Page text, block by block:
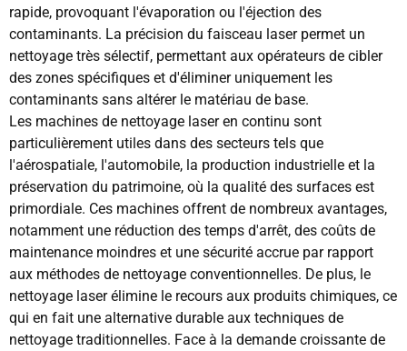
rapide, provoquant l'évaporation ou l'éjection des
contaminants. La précision du faisceau laser permet un
nettoyage très sélectif, permettant aux opérateurs de cibler
des zones spécifiques et d'éliminer uniquement les
contaminants sans altérer le matériau de base.
Les machines de nettoyage laser en continu sont
particulièrement utiles dans des secteurs tels que
l'aérospatiale, l'automobile, la production industrielle et la
préservation du patrimoine, où la qualité des surfaces est
primordiale. Ces machines offrent de nombreux avantages,
notamment une réduction des temps d'arrêt, des coûts de
maintenance moindres et une sécurité accrue par rapport
aux méthodes de nettoyage conventionnelles. De plus, le
nettoyage laser élimine le recours aux produits chimiques, ce
qui en fait une alternative durable aux techniques de
nettoyage traditionnelles. Face à la demande croissante de